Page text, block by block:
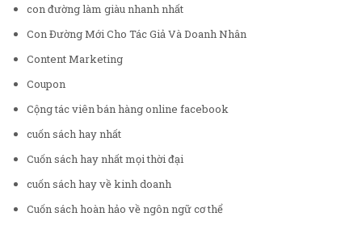
con đường làm giàu nhanh nhất
Con Đường Mới Cho Tác Giả Và Doanh Nhân
Content Marketing
Coupon
Cộng tác viên bán hàng online facebook
cuốn sách hay nhất
Cuốn sách hay nhất mọi thời đại
cuốn sách hay về kinh doanh
Cuốn sách hoàn hảo về ngôn ngữ cơ thể